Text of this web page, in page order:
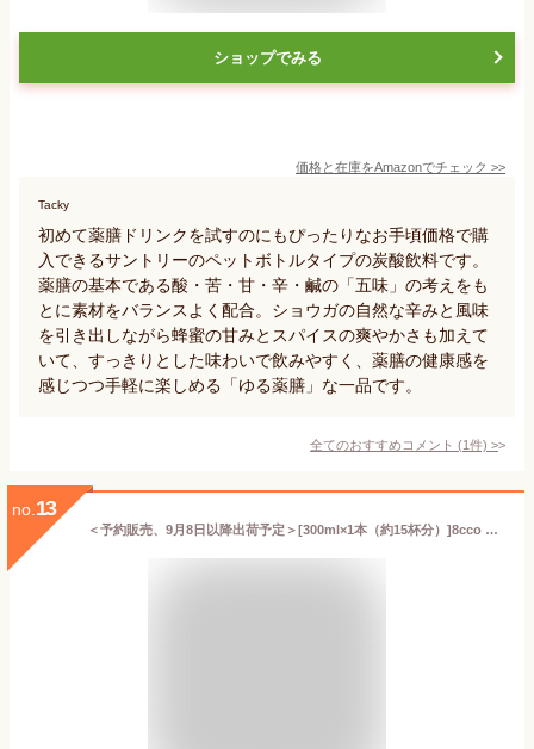
ショップでみる
価格と在庫をAmazonでチェック >>
Tacky
初めて薬膳ドリンクを試すのにもぴったりなお手頃価格で購
入できるサントリーのペットボトルタイプの炭酸飲料です。
薬膳の基本である酸・苦・甘・辛・鹹の「五味」の考えをも
とに素材をバランスよく配合。ショウガの自然な辛みと風味
を引き出しながら蜂蜜の甘みとスパイスの爽やかさも加えて
いて、すっきりとした味わいで飲みやすく、薬膳の健康感を
感じつつ手軽に楽しめる「ゆる薬膳」な一品です。
全てのおすすめコメント (1件) >
no. 13
＜予約販売、9月8日以降出荷予定＞[300ml×1本（約15杯分）]8cco 薬膳醗酵コーラ「覚醒」 送料無料／熨斗対応可 クラフトコーラ 中元 歳暮